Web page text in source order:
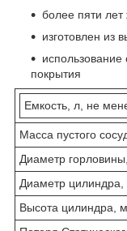
более пяти лет
изготовлен из
покрытия
Емкость, л, не
Масса пустого
Диаметр
Диаметр
Высота цилиндра,